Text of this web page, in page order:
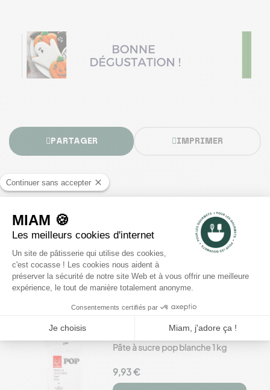
PARTAGER IMPRIMER
Les produits de la recette
Colorant poudre Orange Feu
Intense 50 g
17,24 € 344,77 €/kg
 
Pâte à sucre pop blanche 1 kg
9,93 €